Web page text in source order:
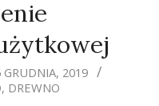
GRUDNIA, 2019
, DREWNO